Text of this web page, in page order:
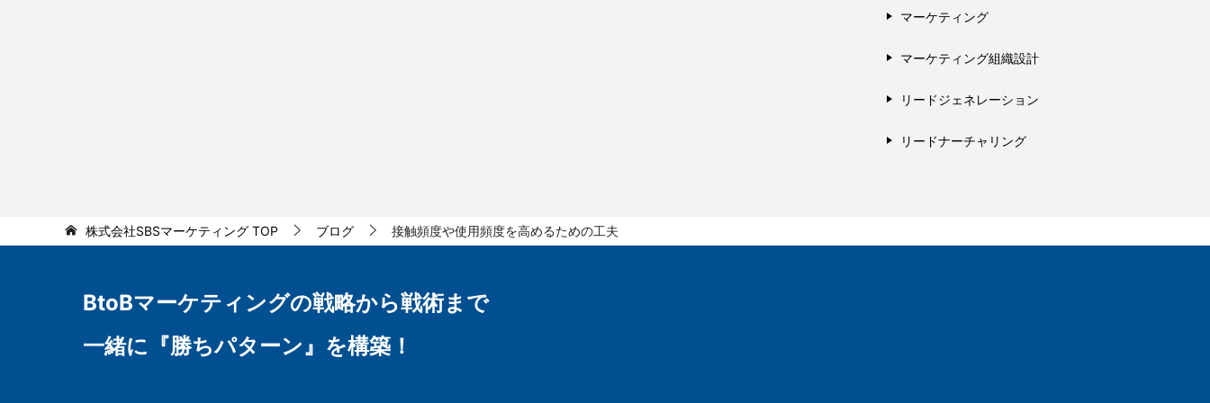
マーケティング
マーケティング組織設計
リードジェネレーション
リードナーチャリング
株式会社SBSマーケティング TOP ブログ 接触頻度や使用頻度を高めるための工夫
BtoBマーケティングの戦略から戦術まで
一緒に『勝ちパターン』を構築！